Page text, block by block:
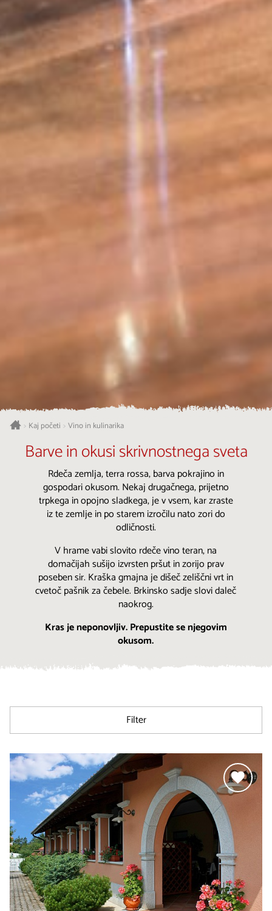
> Kaj početi > Vino in kulinarika
Barve in okusi skrivnostnega sveta
Rdeča zemlja, terra rossa, barva pokrajino in
gospodari okusom. Nekaj drugačnega, prijetno
trpkega in opojno sladkega, je v vsem, kar zraste
iz te zemlje in po starem izročilu nato zori do
odličnosti.
V hrame vabi slovito rdeče vino teran, na
domačijah sušijo izvrsten pršut in zorijo prav
poseben sir. Kraška gmajna je dišeč zeliščni vrt in
cvetoč pašnik za čebele. Brkinsko sadje slovi daleč
naokrog.
Kras je neponovljiv. Prepustite se njegovim
okusom.
Filter